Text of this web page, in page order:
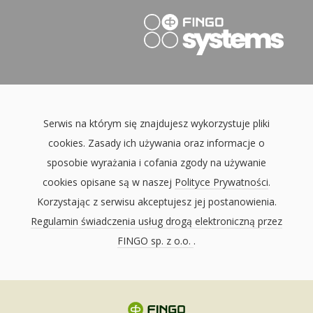
Serwis na którym się znajdujesz wykorzystuje pliki
cookies. Zasady ich używania oraz informacje o
sposobie wyrażania i cofania zgody na używanie
cookies opisane są w naszej Polityce Prywatności.
Korzystając z serwisu akceptujesz jej postanowienia.
Regulamin świadczenia usług drogą elektroniczną przez
FINGO sp. z o.o. .